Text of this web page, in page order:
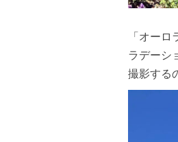
「オー
ラデーシ
撮影する